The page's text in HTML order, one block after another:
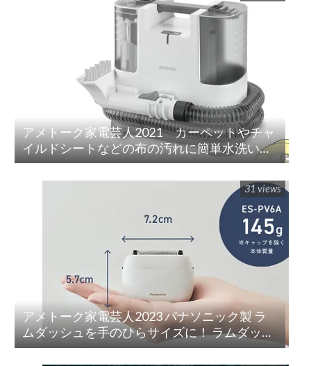
アメトーク家電芸人2021 カーペットやチャ
イルドシートなどの布の汚れに簡単水洗い！
「リンサークリーナー(RNS-P10-W)」
アメトーク家電芸人2023 パナソニック製 ラ
ムダッシュを手のひらサイズに！ ラムダッシ
ュ パームイン5枚刃(ES-PV3A-K)
31 views